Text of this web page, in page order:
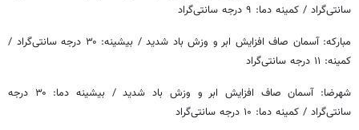
سانتی‌گراد / کمینه دما: ۹ درجه سانتی‌گراد
مبارکه: آسمان صاف افزایش ابر و وزش باد شدید / بیشینه: ۳۰ درجه سانتی‌گراد /
کمینه: ۱۱ درجه سانتی‌گراد
شهرضا: آسمان صاف افزایش ابر و وزش باد شدید / بیشینه دما: ۳۰ درجه
سانتی‌گراد / کمینه دما: ۱۰ درجه سانتی‌گراد